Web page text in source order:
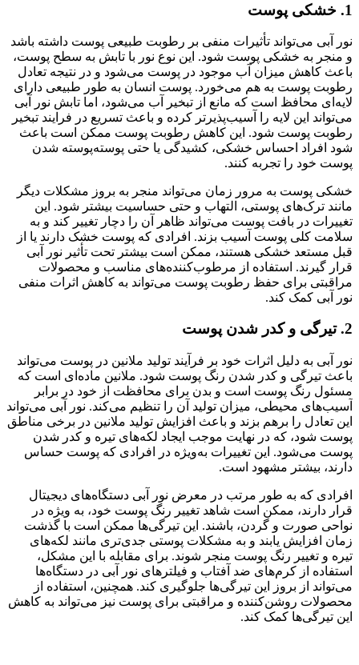
1. خشکی پوست
نور آبی می‌تواند تأثیرات منفی بر رطوبت طبیعی پوست داشته باشد
و منجر به خشکی پوست شود. این نوع نور با تابش به سطح پوست،
باعث کاهش میزان آب موجود در پوست می‌شود و در نتیجه تعادل
رطوبت پوست به هم می‌خورد. پوست انسان به طور طبیعی دارای
لایه‌ای محافظ است که مانع از تبخیر آب می‌شود، اما تابش نور آبی
می‌تواند این لایه را آسیب‌پذیرتر کرده و باعث تسریع در فرایند تبخیر
رطوبت پوست شود. این کاهش رطوبت پوست ممکن است باعث
شود افراد احساس خشکی، کشیدگی یا حتی پوسته‌پوسته شدن
پوست خود را تجربه کنند.
خشکی پوست به مرور زمان می‌تواند منجر به بروز مشکلات دیگر
مانند ترک‌های پوستی، التهاب و حتی حساسیت بیشتر شود. این
تغییرات در بافت پوست می‌تواند ظاهر آن را دچار تغییر کند و به
سلامت کلی پوست آسیب بزند. افرادی که پوست خشک دارند یا از
قبل مستعد خشکی هستند، ممکن است بیشتر تحت تأثیر نور آبی
قرار گیرند. استفاده از مرطوب‌کننده‌های مناسب و محصولات
مراقبتی برای حفظ رطوبت پوست می‌تواند به کاهش اثرات منفی
نور آبی کمک کند.
2. تیرگی و کدر شدن پوست
نور آبی به دلیل اثرات خود بر فرآیند تولید ملانین در پوست می‌تواند
باعث تیرگی و کدر شدن رنگ پوست شود. ملانین ماده‌ای است که
مسئول رنگ پوست است و بدن برای محافظت از خود در برابر
آسیب‌های محیطی، میزان تولید آن را تنظیم می‌کند. نور آبی می‌تواند
این تعادل را برهم بزند و باعث افزایش تولید ملانین در برخی مناطق
پوست شود، که در نهایت موجب ایجاد لکه‌های تیره و کدر شدن
پوست می‌شود. این تغییرات به‌ویژه در افرادی که پوست حساس
دارند، بیشتر مشهود است.
افرادی که به طور مرتب در معرض نور آبی دستگاه‌های دیجیتال
قرار دارند، ممکن است شاهد تغییر رنگ پوست خود، به ویژه در
نواحی صورت و گردن، باشند. این تیرگی‌ها ممکن است با گذشت
زمان افزایش یابند و به مشکلات پوستی جدی‌تری مانند لکه‌های
تیره و تغییر رنگ پوست منجر شوند. برای مقابله با این مشکل،
استفاده از کرم‌های ضد آفتاب و فیلترهای نور آبی در دستگاه‌ها
می‌تواند از بروز این تیرگی‌ها جلوگیری کند. همچنین، استفاده از
محصولات روشن‌کننده و مراقبتی برای پوست نیز می‌تواند به کاهش
این تیرگی‌ها کمک کند.